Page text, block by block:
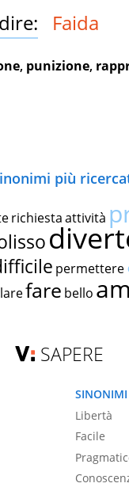
Faida
, punizione,
più
richiestaattività
permettere
fare bello
SAPERE
SINONIMI
Libertà
Facile